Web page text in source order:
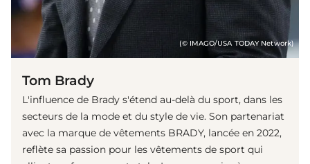
(© IMAGO/USA TODAY Network)
Tom Brady
L'influence de Brady s'étend au-delà du sport, dans les
secteurs de la mode et du style de vie. Son partenariat
avec la marque de vêtements BRADY, lancée en 2022,
reflète sa passion pour les vêtements de sport qui